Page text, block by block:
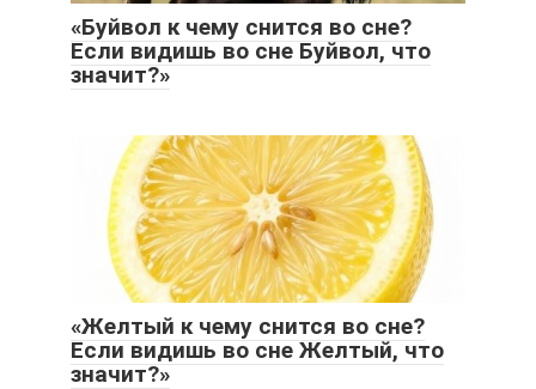
«Буйвол к чему снится во сне?
Если видишь во сне Буйвол, что
значит?»
«Желтый к чему снится во сне?
Если видишь во сне Желтый, что
значит?»